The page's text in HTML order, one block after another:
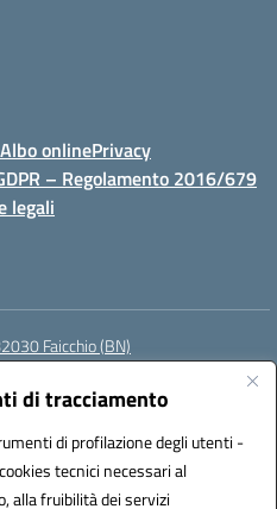
di tracciamento
di profilazione degli utenti -
tecnici necessari al
alla fruibilità dei servizi
Albo onlinePrivacy
– Regolamento 2016/679
legali
Faicchio (BN)
bnis02300v@pec.istruzione.it
(IPA): istsc_bnis02300v